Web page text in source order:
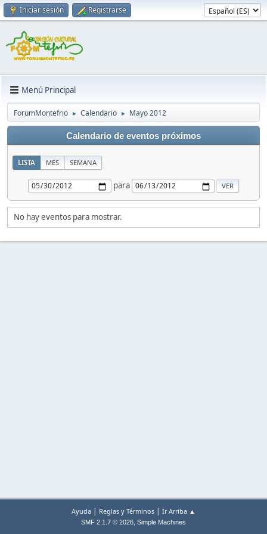
Iniciar sesión Registrarse
Menú Principal
ForumMontefrio ► Calendario ► Mayo 2012
Calendario de eventos próximos
LISTA MES SEMANA
para
No hay eventos para mostrar.
Ayuda | Reglas y Términos | Ir Arriba ▲
SMF 2.1.7 © 2026, Simple Machines